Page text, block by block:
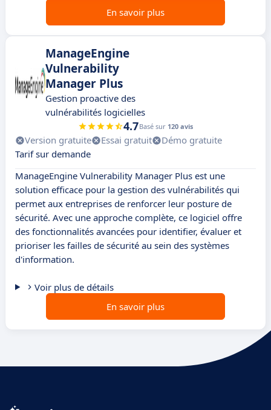
En savoir plus
ManageEngine
Vulnerability
Manager Plus
Gestion proactive des
vulnérabilités logicielles
4.7Basé sur 120 avis
Version gratuite Essai gratuit
Démo gratuite
Tarif sur demande
ManageEngine Vulnerability Manager Plus est une
solution efficace pour la gestion des vulnérabilités qui
permet aux entreprises de renforcer leur posture de
sécurité. Avec une approche complète, ce logiciel offre
des fonctionnalités avancées pour identifier, évaluer et
prioriser les failles de sécurité au sein des systèmes
d'information.
Voir plus de détails
En savoir plus